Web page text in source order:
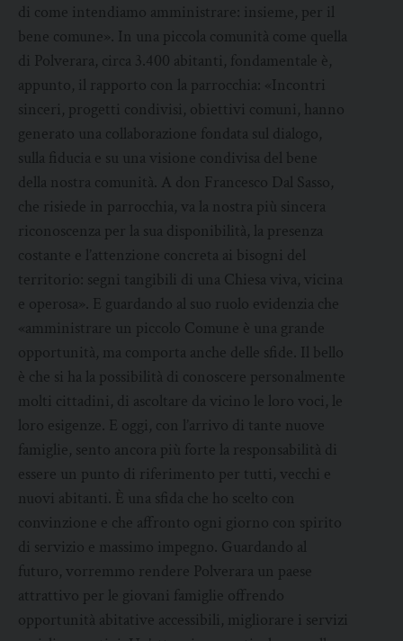
di come intendiamo amministrare: insieme, per il
bene comune». In una piccola comunità come quella
di Polverara, circa 3.400 abitanti, fondamentale è,
appunto, il rapporto con la parrocchia: «Incontri
sinceri, progetti condivisi, obiettivi comuni, hanno
generato una collaborazione fondata sul dialogo,
sulla fiducia e su una visione condivisa del bene
della nostra comunità. A don Francesco Dal Sasso,
che risiede in parrocchia, va la nostra più sincera
riconoscenza per la sua disponibilità, la presenza
costante e l’attenzione concreta ai bisogni del
territorio: segni tangibili di una Chiesa viva, vicina
e operosa». E guardando al suo ruolo evidenzia che
«amministrare un piccolo Comune è una grande
opportunità, ma comporta anche delle sfide. Il bello
è che si ha la possibilità di conoscere personalmente
molti cittadini, di ascoltare da vicino le loro voci, le
loro esigenze. E oggi, con l’arrivo di tante nuove
famiglie, sento ancora più forte la responsabilità di
essere un punto di riferimento per tutti, vecchi e
nuovi abitanti. È una sfida che ho scelto con
convinzione e che affronto ogni giorno con spirito
di servizio e massimo impegno. Guardando al
futuro, vorremmo rendere Polverara un paese
attrattivo per le giovani famiglie offrendo
opportunità abitative accessibili, migliorare i servizi